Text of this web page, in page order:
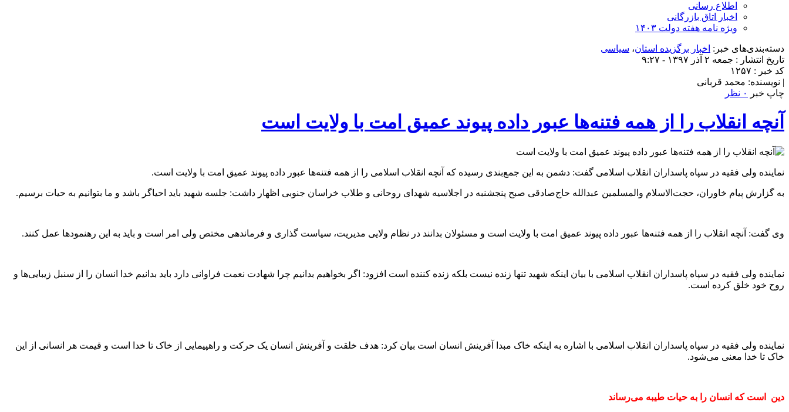
اطلاع رسانی
اخبار اتاق بازرگانی
ویژه نامه هفته دولت ۱۴۰۳
دسته‌بندی‌های خبر: اخبار برگزیده استان، سیاسی
تاریخ انتشار : جمعه ۲ آذر ۱۳۹۷ - ۹:۲۷
کد خبر : ۱۲۵۷
| نویسنده: محمد قربانی
چاپ خبر
۰ نظر
آنچه انقلاب را از همه فتنه‌ها عبور داده پیوند عمیق امت با ولایت است
نماینده ولی فقیه در سپاه پاسداران انقلاب اسلامی گفت: دشمن به این جمع‌بندی رسیده که آنچه انقلاب اسلامی را از همه فتنه‌ها عبور داده پیوند عمیق امت با ولایت است.
به گزارش پیام خاوران، حجت‌الاسلام والمسلمین عبدالله حاج‌صادقی صبح پنجشنبه در اجلاسیه شهدای روحانی و طلاب خراسان جنوبی اظهار داشت: جلسه شهید باید احیاگر باشد و ما بتوانیم به حیات برسیم.
وی گفت: آنچه انقلاب را از همه فتنه‌ها عبور داده پیوند عمیق امت با ولایت است و مسئولان بدانند در نظام ولایی مدیریت، سیاست گذاری و فرماندهی مختص ولی امر است و باید به این رهنمودها عمل کنند.
نماینده ولی فقیه در سپاه پاسداران انقلاب اسلامی با بیان اینکه شهید تنها زنده نیست بلکه زنده کننده است افزود: اگر بخواهیم بدانیم چرا شهادت نعمت فراوانی دارد باید بدانیم خدا انسان را از سنبل زیبایی‌ها و
روح خود خلق کرده است.
نماینده ولی فقیه در سپاه پاسداران انقلاب اسلامی با اشاره به اینکه خاک مبدا آفرینش انسان است بیان کرد: هدف خلقت و آفرینش انسان یک حرکت و راهپیمایی از خاک تا خدا است و قیمت هر انسانی از این
خاک تا خدا معنی می‌شود.
دین است که انسان را به حیات طیبه می‌رساند